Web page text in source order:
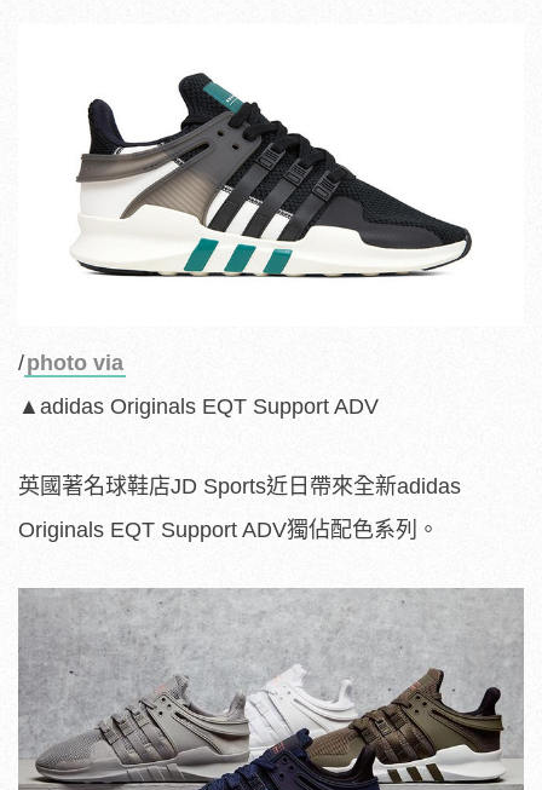
/photo via
▲adidas Originals EQT Support ADV
英國著名球鞋店JD Sports近日帶來全新adidas
Originals EQT Support ADV獨佔配色系列。